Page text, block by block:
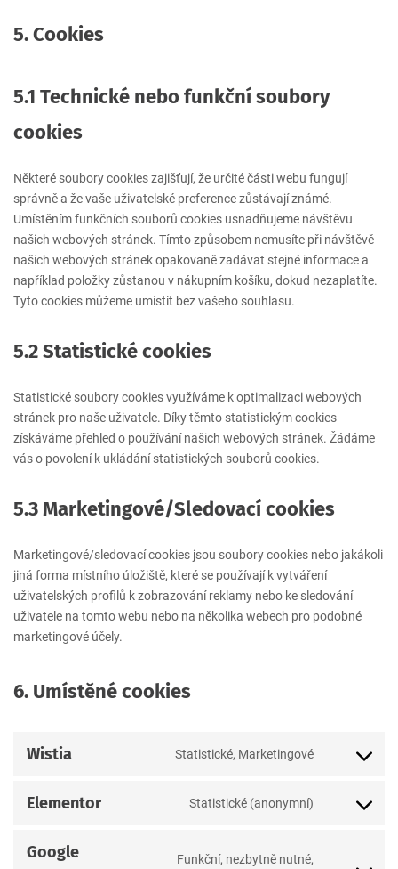
5. Cookies
5.1 Technické nebo funkční soubory
cookies
Některé soubory cookies zajišťují, že určité části webu fungují
správně a že vaše uživatelské preference zůstávají známé.
Umístěním funkčních souborů cookies usnadňujeme návštěvu
našich webových stránek. Tímto způsobem nemusíte při návštěvě
našich webových stránek opakovaně zadávat stejné informace a
například položky zůstanou v nákupním košíku, dokud nezaplatíte.
Tyto cookies můžeme umístit bez vašeho souhlasu.
5.2 Statistické cookies
Statistické soubory cookies využíváme k optimalizaci webových
stránek pro naše uživatele. Díky těmto statistickým cookies
získáváme přehled o používání našich webových stránek. Žádáme
vás o povolení k ukládání statistických souborů cookies.
5.3 Marketingové/Sledovací cookies
Marketingové/sledovací cookies jsou soubory cookies nebo jakákoli
jiná forma místního úložiště, které se používají k vytváření
uživatelských profilů k zobrazování reklamy nebo ke sledování
uživatele na tomto webu nebo na několika webech pro podobné
marketingové účely.
6. Umístěné cookies
Wistia Statistické, Marketingové
Consent
service
Elementor Statistické (anonymní)
Consent
Google Funkční, nezbytně nutné,